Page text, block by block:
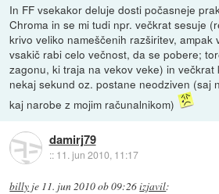
In FF vsekakor deluje dosti počasneje
Chroma in se mi tudi npr. večkrat sesuje
krivo veliko nameščenih razširitev,
vsakič rabi celo večnost, da se pobere;
zagonu, ki traja na vekov veke) in večkrat
nekaj sekund oz. postane neodziven (saj
kaj narobe z mojim računalnikom)
damirj79
:: 11. jun 2010, 11:17
billy je 11. jun 2010 ob 09:26izjavil: